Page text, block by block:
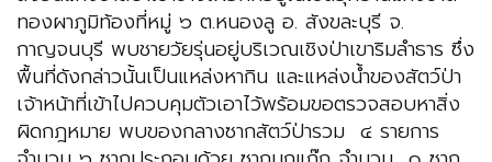
ทองผาภูมิท้องที่หมู่ ๖ ต.หนองลู อ. สังขละบุรี จ.
กาญจนบุรี พบชายวัยรุ่นอยู่บริเวณเชิงป่าเขาริมลำธาร ซึ่ง
พื้นที่ดังกล่าวนั้นเป็นแหล่งหากิน และแหล่งน้ำของสัตว์ป่า
เจ้าหน้าที่เข้าไปควบคุมตัวเอาไว้พร้อมขอตรวจสอบหาสิ่ง
ผิดกฎหมาย พบของกลางซากสัตว์ป่ารวม ๔ รายการ